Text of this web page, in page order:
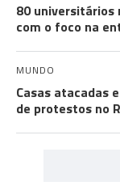
80 universitários
com o foco na
MUNDO
Casas atacadas
de protestos no